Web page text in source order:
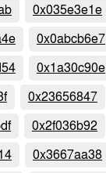
0x035e3e1e
0x0abcb6e7
0x1a30c90e
0x23656847
0x2f036b92
0x3667aa38